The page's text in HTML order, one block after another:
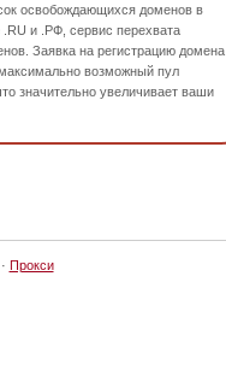
освобождающихся доменов в
.RU и .РФ, сервис перехвата
Заявка на регистрацию домена
возможный пул
значительно увеличивает ваши
Прокси